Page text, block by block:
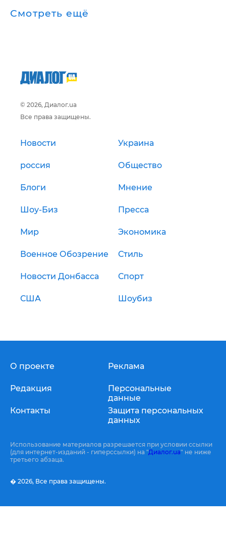
Смотреть ещё
© 2026, Диалог.ua
Все права защищены.
Новости Украина
россия Общество
Блоги Мнение
Шоу-Биз Пресса
Мир Экономика
Военное Обозрение Стиль
Новости Донбасса Спорт
США Шоубиз
О проекте
Редакция
Контакты
Реклама
Персональные
данные
Защита персональных
данных
Использование материалов разрешается при условии ссылки
(для интернет-изданий - гиперссылки) на "Диалог.ua" не ниже
третьего абзаца.
� 2026, Все права защищены.